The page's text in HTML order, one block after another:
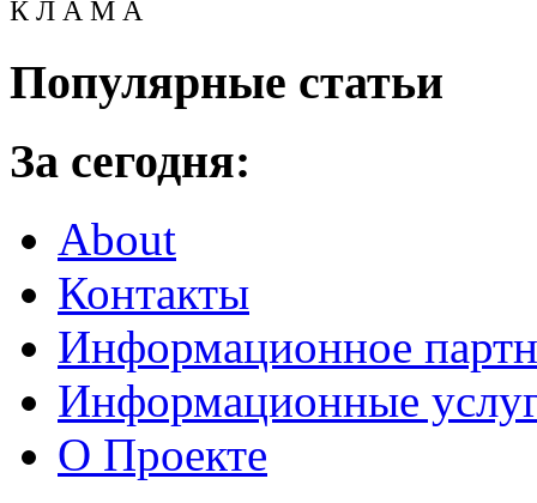
К Л А М А
Популярные статьи
За сегодня:
About
Контакты
Информационное
Информационные
О Проекте